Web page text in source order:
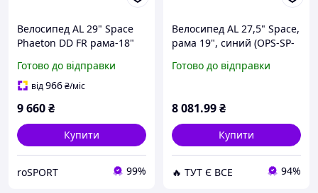
Велосипед AL 29" Space
Phaeton DD FR рама-18"
29-182)
Готово до відправки
від966₴/міс
9 660₴
Купити
roSPORT 99%
Велосипед AL 27,5" Space,
рама 19", синий (OPS-SP-
Готово до відправки
8 081.99₴
Купити
🔥 ТУТ Є ВСЕ 94%